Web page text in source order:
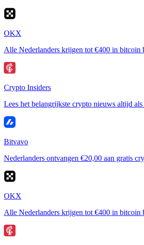
OKX
Alle Nederlanders krijgen tot €400 in bitcoin
Crypto Insiders
Lees het belangrijkste crypto nieuws altijd als
Bitvavo
Nederlanders ontvangen €20,00 aan gratis
OKX
Alle Nederlanders krijgen tot €400 in bitcoin